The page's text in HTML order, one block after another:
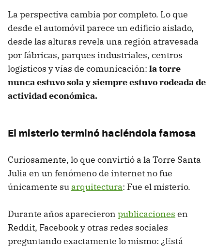
La perspectiva cambia por completo. Lo que
desde el automóvil parece un edificio aislado,
desde las alturas revela una región atravesada
por fábricas, parques industriales, centros
logísticos y vías de comunicación: la torre
nunca estuvo sola y siempre estuvo rodeada de
actividad económica.
El misterio terminó haciéndola famosa
Curiosamente, lo que convirtió a la Torre Santa
Julia en un fenómeno de internet no fue
únicamente su arquitectura: Fue el misterio.
Durante años aparecieron publicaciones en
Reddit, Facebook y otras redes sociales
preguntando exactamente lo mismo: ¿Está